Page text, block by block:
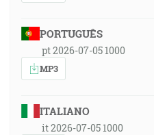
PORTUGUÊS
pt 2026-07-05 1000
MP3
ITALIANO
it 2026-07-05 1000